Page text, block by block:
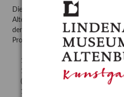
Die mehrfach verschobene
Altenbourg Gesellschaft wird am
der Aula der Volkshochschule
Programmpunkten stattfinden:
11:00 Uhr: Konzert mit Steffen
12:00 Uhr: Mittagsimbiss im
(nicht öffentlich)
14:00 Uhr: